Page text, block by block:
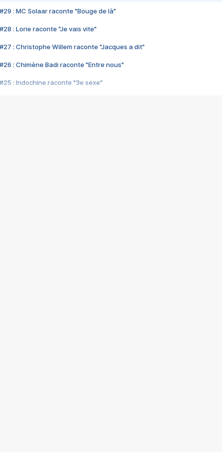
#29 : MC Solaar raconte "Bouge de là"
#28 : Lorie raconte "Je vais vite"
#27 : Christophe Willem raconte "Jacques a dit"
#26 : Chimène Badi raconte "Entre nous"
#25 : Indochine raconte "3e sexe"